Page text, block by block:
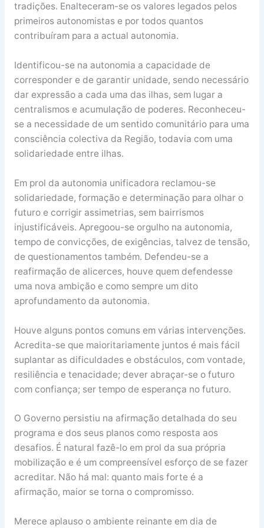
tradições. Enalteceram-se os valores legados pelos
primeiros autonomistas e por todos quantos
contribuíram para a actual autonomia.
Identificou-se na autonomia a capacidade de
corresponder e de garantir unidade, sendo necessário
dar expressão a cada uma das ilhas, sem lugar a
centralismos e acumulação de poderes. Reconheceu-
se a necessidade de um sentido comunitário para uma
consciência colectiva da Região, todavia com uma
solidariedade entre ilhas.
Em prol da autonomia unificadora reclamou-se
solidariedade, formação e determinação para olhar o
futuro e corrigir assimetrias, sem bairrismos
injustificáveis. Apregoou-se orgulho na autonomia,
tempo de convicções, de exigências, talvez de tensão,
de questionamentos também. Defendeu-se a
reafirmação de alicerces, houve quem defendesse
uma nova ambição e como sempre um dito
aprofundamento da autonomia.
Houve alguns pontos comuns em várias intervenções.
Acredita-se que maioritariamente juntos é mais fácil
suplantar as dificuldades e obstáculos, com vontade,
resiliência e tenacidade; dever abraçar-se o futuro
com confiança; ser tempo de esperança no futuro.
O Governo persistiu na afirmação detalhada do seu
programa e dos seus planos como resposta aos
desafios. É natural fazê-lo em prol da sua própria
mobilização e é um compreensível esforço de se fazer
acreditar. Não há mal: quanto mais forte é a
afirmação, maior se torna o compromisso.
Merece aplauso o ambiente reinante em dia de